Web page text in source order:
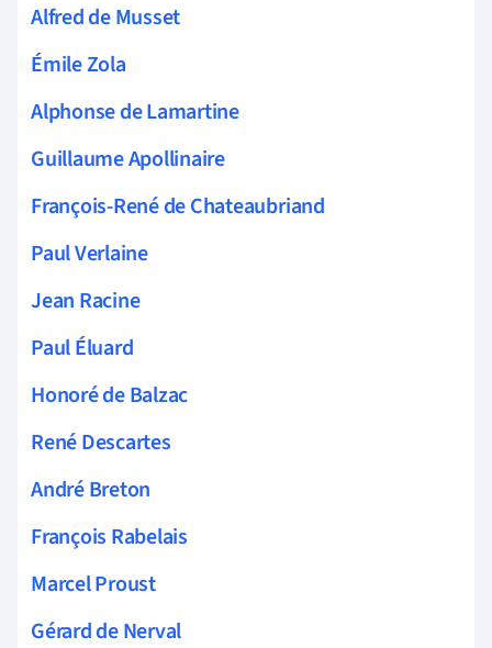
Alfred de Musset
Émile Zola
Alphonse de Lamartine
Guillaume Apollinaire
François-René de Chateaubriand
Paul Verlaine
Jean Racine
Paul Éluard
Honoré de Balzac
René Descartes
André Breton
François Rabelais
Marcel Proust
Gérard de Nerval